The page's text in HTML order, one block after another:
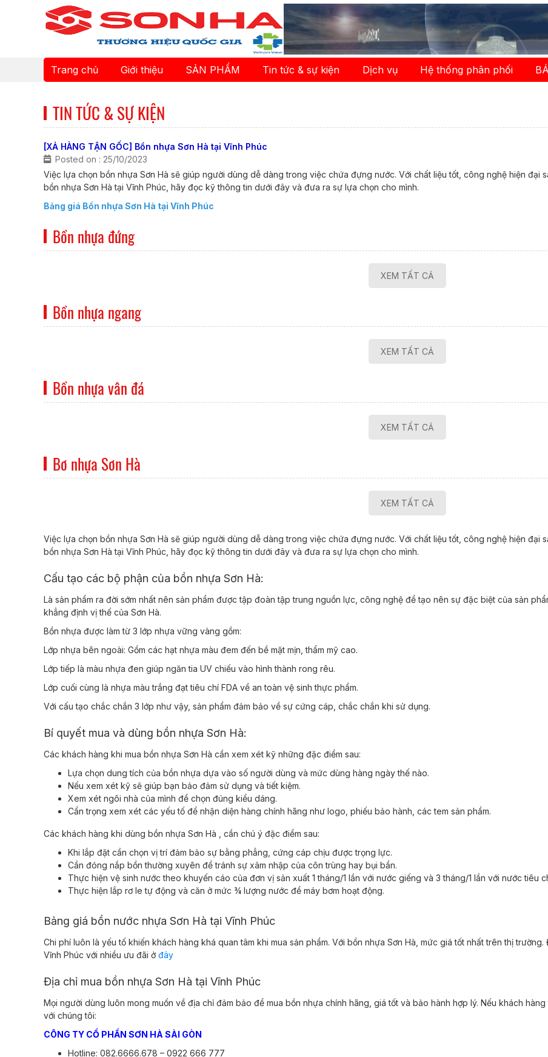
Trang chủ Giới thiệu SẢN PHẨM Tin tức & sự kiện Dịch vụ Hệ thống phân phối
TIN TỨC & SỰ KIỆN
[XẢ HÀNG TẬN GỐC] Bồn nhựa Sơn Hà tại Vĩnh Phúc
Posted on : 25/10/2023
Việc lựa chọn bồn nhựa Sơn Hà sẽ giúp người dùng dễ dàng trong việc chứa đựng nước. Với chất liệu tốt, công nghệ hiện đại
bồn nhựa Sơn Hà tại Vĩnh Phúc, hãy đọc kỹ thông tin dưới đây và đưa ra sự lựa chọn cho mình.
Bảng giá Bồn nhựa Sơn Hà tại Vĩnh Phúc
Bồn nhựa đứng
XEM TẤT CẢ
Bồn nhựa ngang
XEM TẤT CẢ
Bồn nhựa vân đá
XEM TẤT CẢ
Bơ nhựa Sơn Hà
XEM TẤT CẢ
Việc lựa chọn bồn nhựa Sơn Hà sẽ giúp người dùng dễ dàng trong việc chứa đựng nước. Với chất liệu tốt, công nghệ hiện đại
bồn nhựa Sơn Hà tại Vĩnh Phúc, hãy đọc kỹ thông tin dưới đây và đưa ra sự lựa chọn cho mình.
Cấu tạo các bộ phận của bồn nhựa Sơn Hà:
Là sản phẩm ra đời sớm nhất nên sản phẩm được tập đoàn tập trung nguồn lực, công nghệ để tạo nên sự đặc biệt của sản
khẳng định vị thế của Sơn Hà.
Bồn nhựa được làm từ 3 lớp nhựa vững vàng gồm:
Lớp nhựa bên ngoài: Gồm các hạt nhựa màu đem đến bề mặt mịn, thẩm mỹ cao.
Lớp tiếp là màu nhựa đen giúp ngăn tia UV chiếu vào hình thành rong rêu.
Lớp cuối cùng là nhựa màu trắng đạt tiêu chí FDA về an toàn vệ sinh thực phẩm.
Với cấu tạo chắc chắn 3 lớp như vậy, sản phẩm đảm bảo về sự cứng cáp, chắc chắn khi sử dụng.
Bí quyết mua và dùng bồn nhựa Sơn Hà:
Các khách hàng khi mua bồn nhựa Sơn Hà cần xem xét kỹ những đặc điểm sau:
Lựa chọn dung tích của bồn nhựa dựa vào số người dùng và mức dùng hàng ngày thế nào.
Nếu xem xét kỹ sẽ giúp bạn bảo đảm sử dụng và tiết kiệm.
Xem xét ngôi nhà của mình để chọn đúng kiểu dáng.
Cẩn trọng xem xét các yếu tố để nhận diện hàng chính hãng như logo, phiếu bảo hành, các tem sản phẩm.
Các khách hàng khi dùng bồn nhựa Sơn Hà , cần chú ý đặc điểm sau:
Khi lắp đặt cần chọn vị trí đảm bảo sự bằng phẳng, cứng cáp chịu được trọng lực.
Cần đóng nắp bồn thường xuyên để tránh sự xâm nhập của côn trùng hay bụi bẩn.
Thực hiện vệ sinh nước theo khuyến cáo của đơn vị sản xuất 1 tháng/1 lần với nước giếng và 3 tháng/1 lần với nước tiêu
Thực hiện lắp rơ le tự động và căn ở mức ¾ lượng nước để máy bơm hoạt động.
Bảng giá bồn nước nhựa Sơn Hà tại Vĩnh Phúc
Chi phí luôn là yếu tố khiến khách hàng khá quan tâm khi mua sản phẩm. Với bồn nhựa Sơn Hà, mức giá tốt nhất trên thị
Vĩnh Phúc với nhiều ưu đãi ở đây
Địa chỉ mua bồn nhựa Sơn Hà tại Vĩnh Phúc
Mọi người dùng luôn mong muốn về địa chỉ đảm bảo để mua bồn nhựa chính hãng, giá tốt và bảo hành hợp lý. Nếu khách
với chúng tôi:
CÔNG TY CỔ PHẦN SƠN HÀ SÀI GÒN
Hotline: 082.6666.678 – 0922 666 777